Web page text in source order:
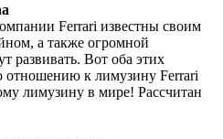
Ferrari известны своим
а также огромной
развивать. Вот оба этих
отношению к лимузину Ferrari
лимузину в мире! Рассчитан